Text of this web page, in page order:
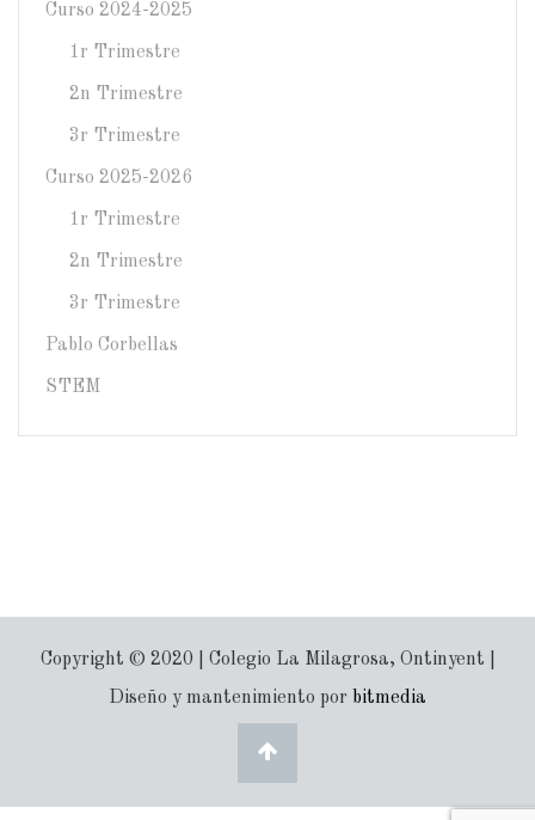
Curso 2024-2025
1r Trimestre
2n Trimestre
3r Trimestre
Curso 2025-2026
1r Trimestre
2n Trimestre
3r Trimestre
Pablo Corbellas
STEM
Copyright © 2020 | Colegio La Milagrosa, Ontinyent |
Diseño y mantenimiento por bitmedia